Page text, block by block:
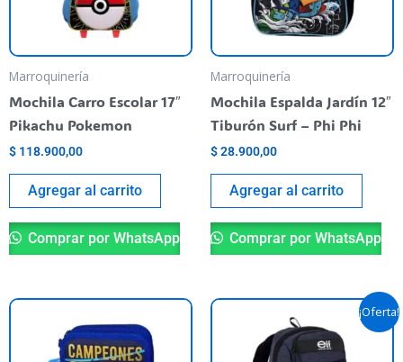
Marroquinería
Mochila Carro Escolar 17″
Pikachu Pokemon
$ 118.900,00
Agregar al carrito
Comprar por WhatsApp
Marroquinería
Mochila Espalda Jardín 12″
Tiburón Surf – Phi Phi
$28.900,00
Agregar al carrito
Comprar por WhatsApp
¡Oferta!
Original
price
was:
$ 82.900,00.
Current
price
$